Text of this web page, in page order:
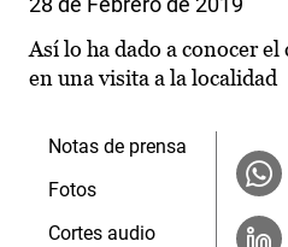
Así lo ha dado a conocer
en una visita a la localidad
Notas de prensa
Fotos
Cortes audio